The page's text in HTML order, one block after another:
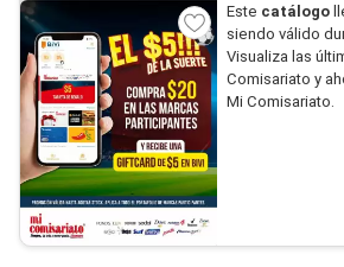
Este catálogo
siendo válido
Visualiza las
Comisariato y
Mi Comisariato.